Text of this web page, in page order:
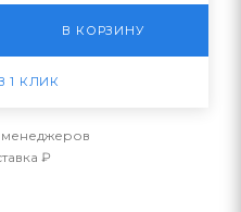
В КОРЗИНУ
1 КЛИК
менеджеров
₽